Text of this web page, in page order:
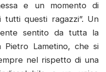
e un momento di
questi ragazzi”. Un
sentito da tutta la
Pietro Lametino, che si
nel rispetto di una